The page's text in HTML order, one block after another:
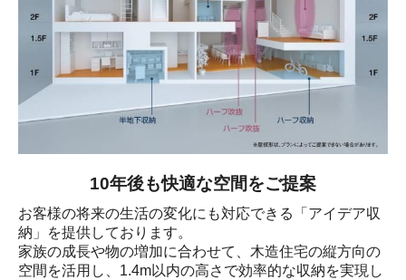
10年後も快適な空間をご提案
お客様の将来の生活の変化にも対応できる「アイデア収
納」を提供しております。
家族の成長や物の増加に合わせて、木造住宅の縦方向の
空間を活用し、1.4m以内の高さで効率的な収納を実現し